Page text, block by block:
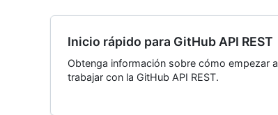
Inicio rápido para GitHub API REST
Obtenga información sobre cómo empezar a
trabajar con la GitHub API REST.